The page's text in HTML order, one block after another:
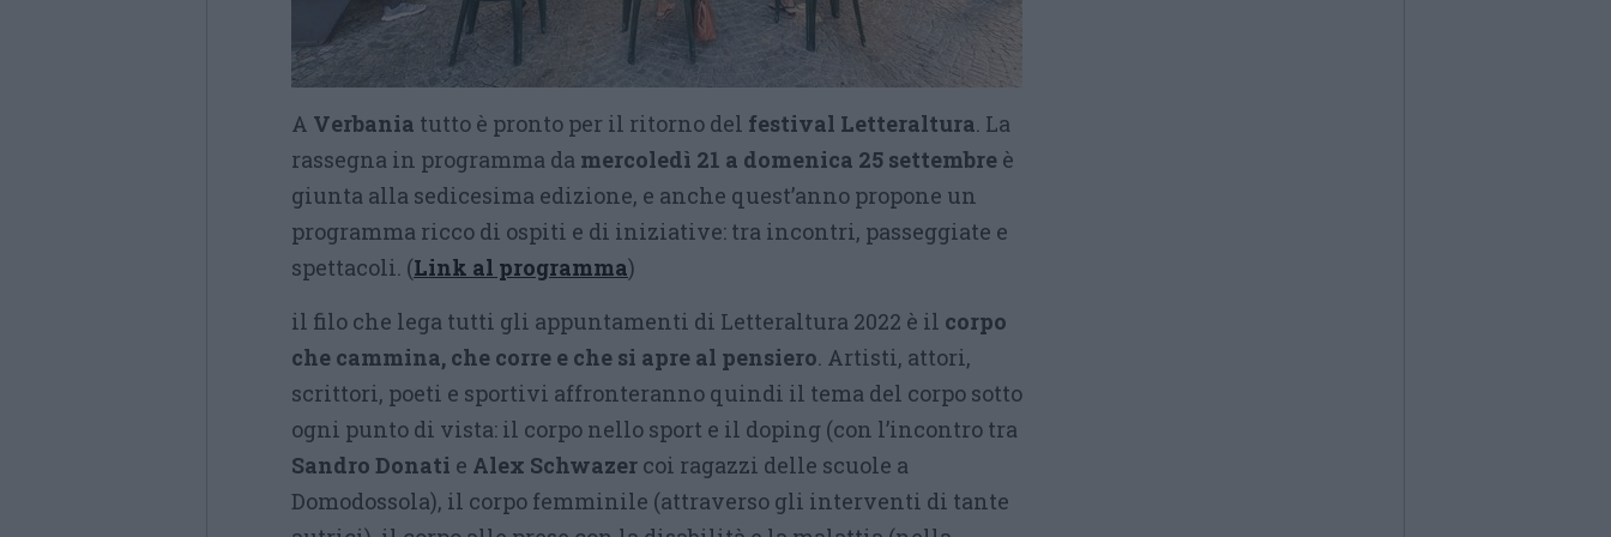
A Verbania tutto è pronto per il ritorno del festival Letteraltura. La
rassegna in programma da mercoledì 21 a domenica 25 settembre è
giunta alla sedicesima edizione, e anche quest’anno propone un
programma ricco di ospiti e di iniziative: tra incontri, passeggiate e
spettacoli. (Link al programma)
il filo che lega tutti gli appuntamenti di Letteraltura 2022 è il corpo
che cammina, che corre e che si apre al pensiero. Artisti, attori,
scrittori, poeti e sportivi affronteranno quindi il tema del corpo sotto
ogni punto di vista: il corpo nello sport e il doping (con l’incontro tra
Sandro Donati e Alex Schwazer coi ragazzi delle scuole a
Domodossola), il corpo femminile (attraverso gli interventi di tante